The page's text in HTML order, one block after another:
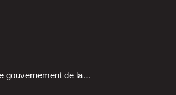
gou­ver­ne­ment de la…